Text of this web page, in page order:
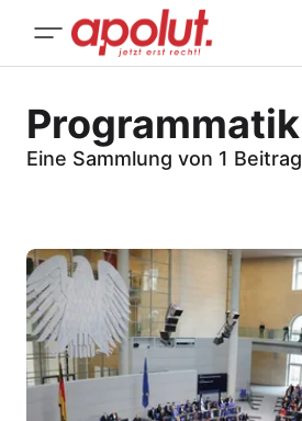
Programmatik
Eine Sammlung von 1 Beitrag